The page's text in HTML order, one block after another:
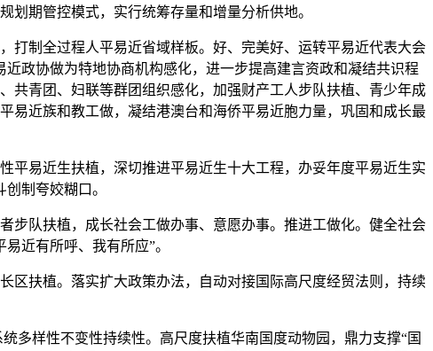
期管控模式，实行统筹存量和增量分析供地。
制全过程人平易近省域样板。好、完美好、运转平易近代表大会
政协做为特地协商机构感化，进一步提高建言资政和凝结共识程
共青团、妇联等群团组织感化，加强财产工人步队扶植、青少年成
易近族和教工做，凝结港澳台和海侨平易近胞力量，巩固和成长最
易近生扶植，深切推进平易近生十大工程，办妥年度平易近生实
制夸姣糊口。
队扶植，成长社会工做办事、意愿办事。推进工做化。健全社会
近有所呼、我有所应”。
扶植。落实扩大政策办法，自动对接国际高尺度经贸法则，持续
样性不变性持续性。高尺度扶植华南国度动物园，鼎力支撑“国